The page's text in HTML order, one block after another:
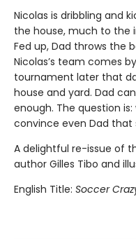
Nicolas is dribbling and
the house, much to the
Fed up, Dad throws the
Nicolas’s team comes
tournament later that
house and yard. Dad
enough. The question
convince even Dad that
A delightful re-issue of
author Gilles Tibo and
English Title: Soccer